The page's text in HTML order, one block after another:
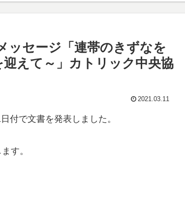
セージ「連帯のきずなを
えて～」カトリック中央協
2021.03.11
付で文書を発表しました。
す。